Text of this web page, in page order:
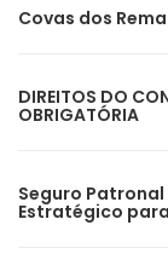
Covas dos
DIREITOS DO
OBRIGATÓRIA
Seguro
Estratégico